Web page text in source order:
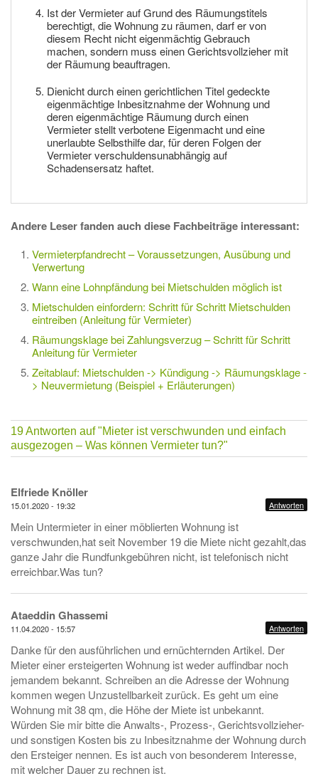
Ist der Vermieter auf Grund des Räumungstitels
berechtigt, die Wohnung zu räumen, darf er von
diesem Recht nicht eigenmächtig Gebrauch
machen, sondern muss einen Gerichtsvollzieher mit
der Räumung beauftragen.
Dienicht durch einen gerichtlichen Titel gedeckte
eigenmächtige Inbesitznahme der Wohnung und
deren eigenmächtige Räumung durch einen
Vermieter stellt verbotene Eigenmacht und eine
unerlaubte Selbsthilfe dar, für deren Folgen der
Vermieter verschuldensunabhängig auf
Schadensersatz haftet.
Andere Leser fanden auch diese Fachbeiträge interessant:
Vermieterpfandrecht – Voraussetzungen, Ausübung und
Verwertung
Wann eine Lohnpfändung bei Mietschulden möglich ist
Mietschulden einfordern: Schritt für Schritt Mietschulden
eintreiben (Anleitung für Vermieter)
Räumungsklage bei Zahlungsverzug – Schritt für Schritt
Anleitung für Vermieter
Zeitablauf: Mietschulden -> Kündigung -> Räumungsklage -
> Neuvermietung (Beispiel + Erläuterungen)
19 Antworten auf"Mieter ist verschwunden und einfach
ausgezogen – Was können Vermieter tun?"
Elfriede Knöller
15.01.2020 - 19:32 Antworten
Mein Untermieter in einer möblierten Wohnung ist
verschwunden,hat seit November 19 die Miete nicht gezahlt,das
ganze Jahr die Rundfunkgebühren nicht, ist telefonisch nicht
erreichbar.Was tun?
Ataeddin Ghassemi
11.04.2020 - 15:57 Antworten
Danke für den ausführlichen und ernüchternden Artikel. Der
Mieter einer ersteigerten Wohnung ist weder auffindbar noch
jemandem bekannt. Schreiben an die Adresse der Wohnung
kommen wegen Unzustellbarkeit zurück. Es geht um eine
Wohnung mit 38 qm, die Höhe der Miete ist unbekannt.
Würden Sie mir bitte die Anwalts-, Prozess-, Gerichtsvollzieher-
und sonstigen Kosten bis zu Inbesitznahme der Wohnung durch
den Ersteiger nennen. Es ist auch von besonderem Interesse,
mit welcher Dauer zu rechnen ist.